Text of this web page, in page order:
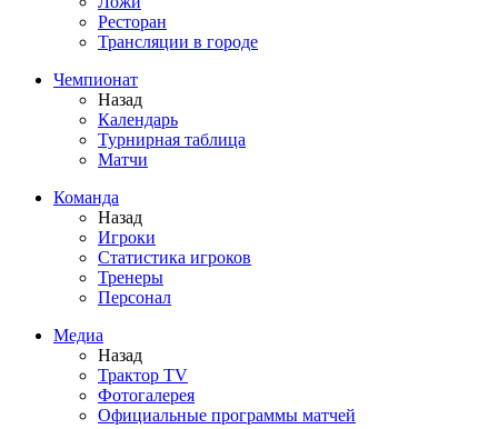
Ресторан
Трансляции в городе
Чемпионат
Назад
Календарь
Турнирная таблица
Матчи
Команда
Назад
Игроки
Статистика игроков
Тренеры
Персонал
Медиа
Назад
Трактор TV
Фотогалерея
Официальные программы матчей